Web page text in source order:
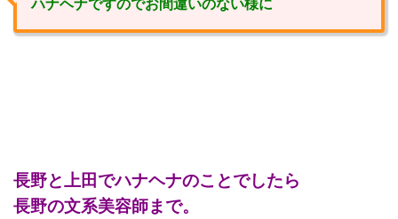
長野と上田でハナヘナのことでしたら
長野の文系美容師まで。